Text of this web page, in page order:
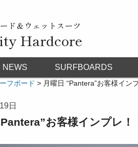
ド＆ウェットスーツ
Hardcore
NEWS SURFBOARDS
フボード > 月曜日 “Pantera”お客様イ
日
お客様インプレ